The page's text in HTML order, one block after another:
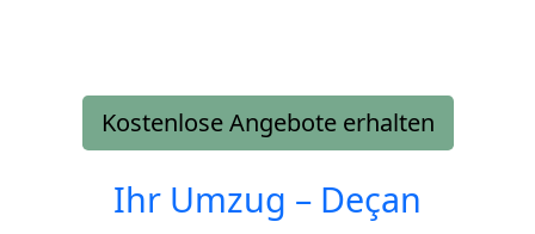
Kostenlose Angebote erhalten
Ihr Umzug – Deçan